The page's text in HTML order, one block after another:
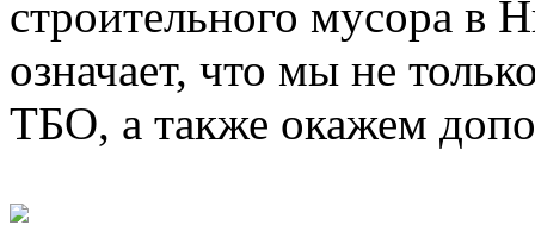
строительного мусора в
означает, что мы не
ТБО, а также окажем